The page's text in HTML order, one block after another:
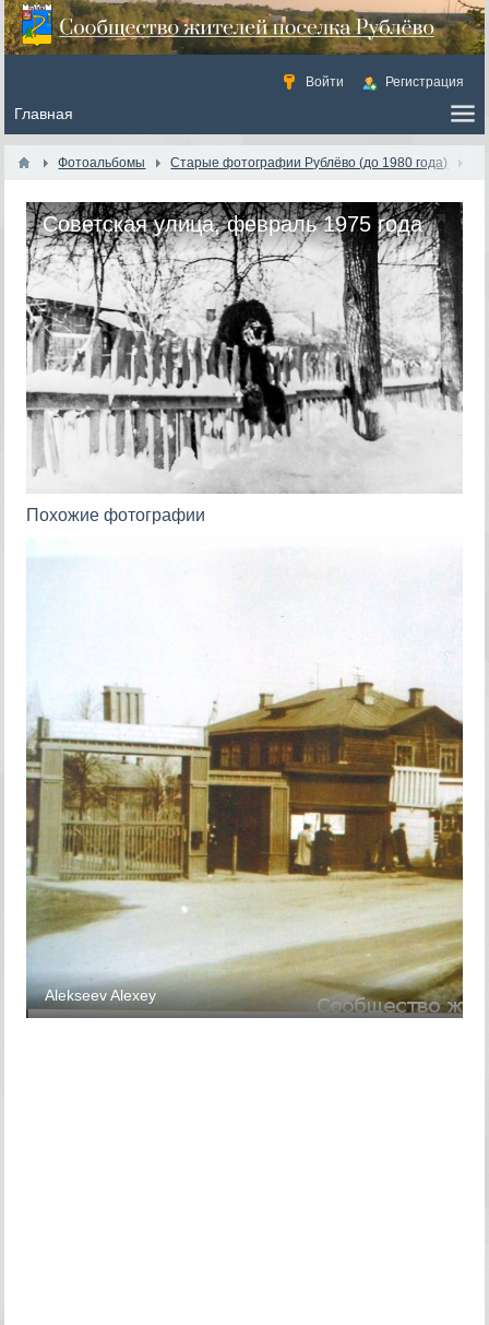
Войти Регистрация
Фотоальбомы Старые фотографии Рублёво (до 1980 года)
Советская улица, февраль 1975 года
Похожие фотографии
Alekseev Alexey